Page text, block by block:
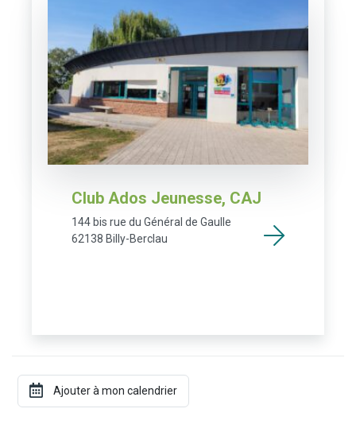
Club Ados Jeunesse, CAJ
144 bis rue du Général de Gaulle
62138 Billy-Berclau